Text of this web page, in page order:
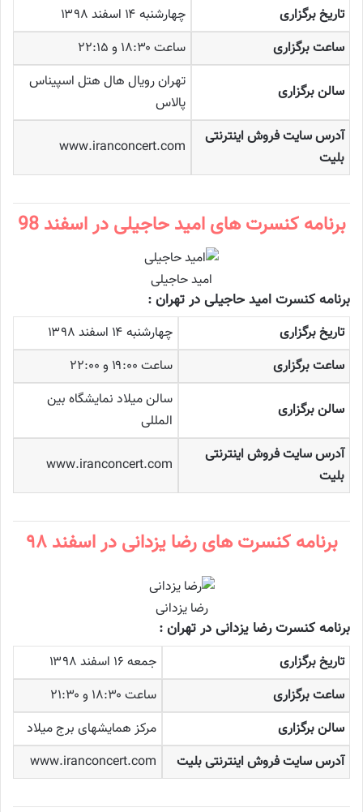
تاریخ برگزاری
چهارشنبه ۱۴ اسفند ۱۳۹۸
ساعت برگزاری
ساعت ۱۸:۳۰ و ۲۲:۱۵
سالن برگزاری
تهران رویال هال هتل اسپیناس
پالاس
آدرس سایت فروش اینترنتی
بلیت
www.iranconcert.com
برنامه کنسرت های امید حاجیلی در اسفند 98
امید حاجیلی
برنامه کنسرت امید حاجیلی در تهران :
تاریخ برگزاری
چهارشنبه ۱۴ اسفند ۱۳۹۸
ساعت برگزاری
ساعت ۱۹:۰۰ و ۲۲:۰۰
سالن برگزاری
سالن میلاد نمایشگاه بین
المللی
آدرس سایت فروش اینترنتی
بلیت
www.iranconcert.com
برنامه کنسرت های رضا یزدانی در اسفند ۹۸
رضا یزدانی
برنامه کنسرت رضا یزدانی در تهران :
تاریخ برگزاری
جمعه ۱۶ اسفند ۱۳۹۸
ساعت برگزاری
ساعت ۱۸:۳۰ و ۲۱:۳۰
سالن برگزاری
مرکز همایشهای برج میلاد
آدرس سایت فروش اینترنتی بلیت
www.iranconcert.com